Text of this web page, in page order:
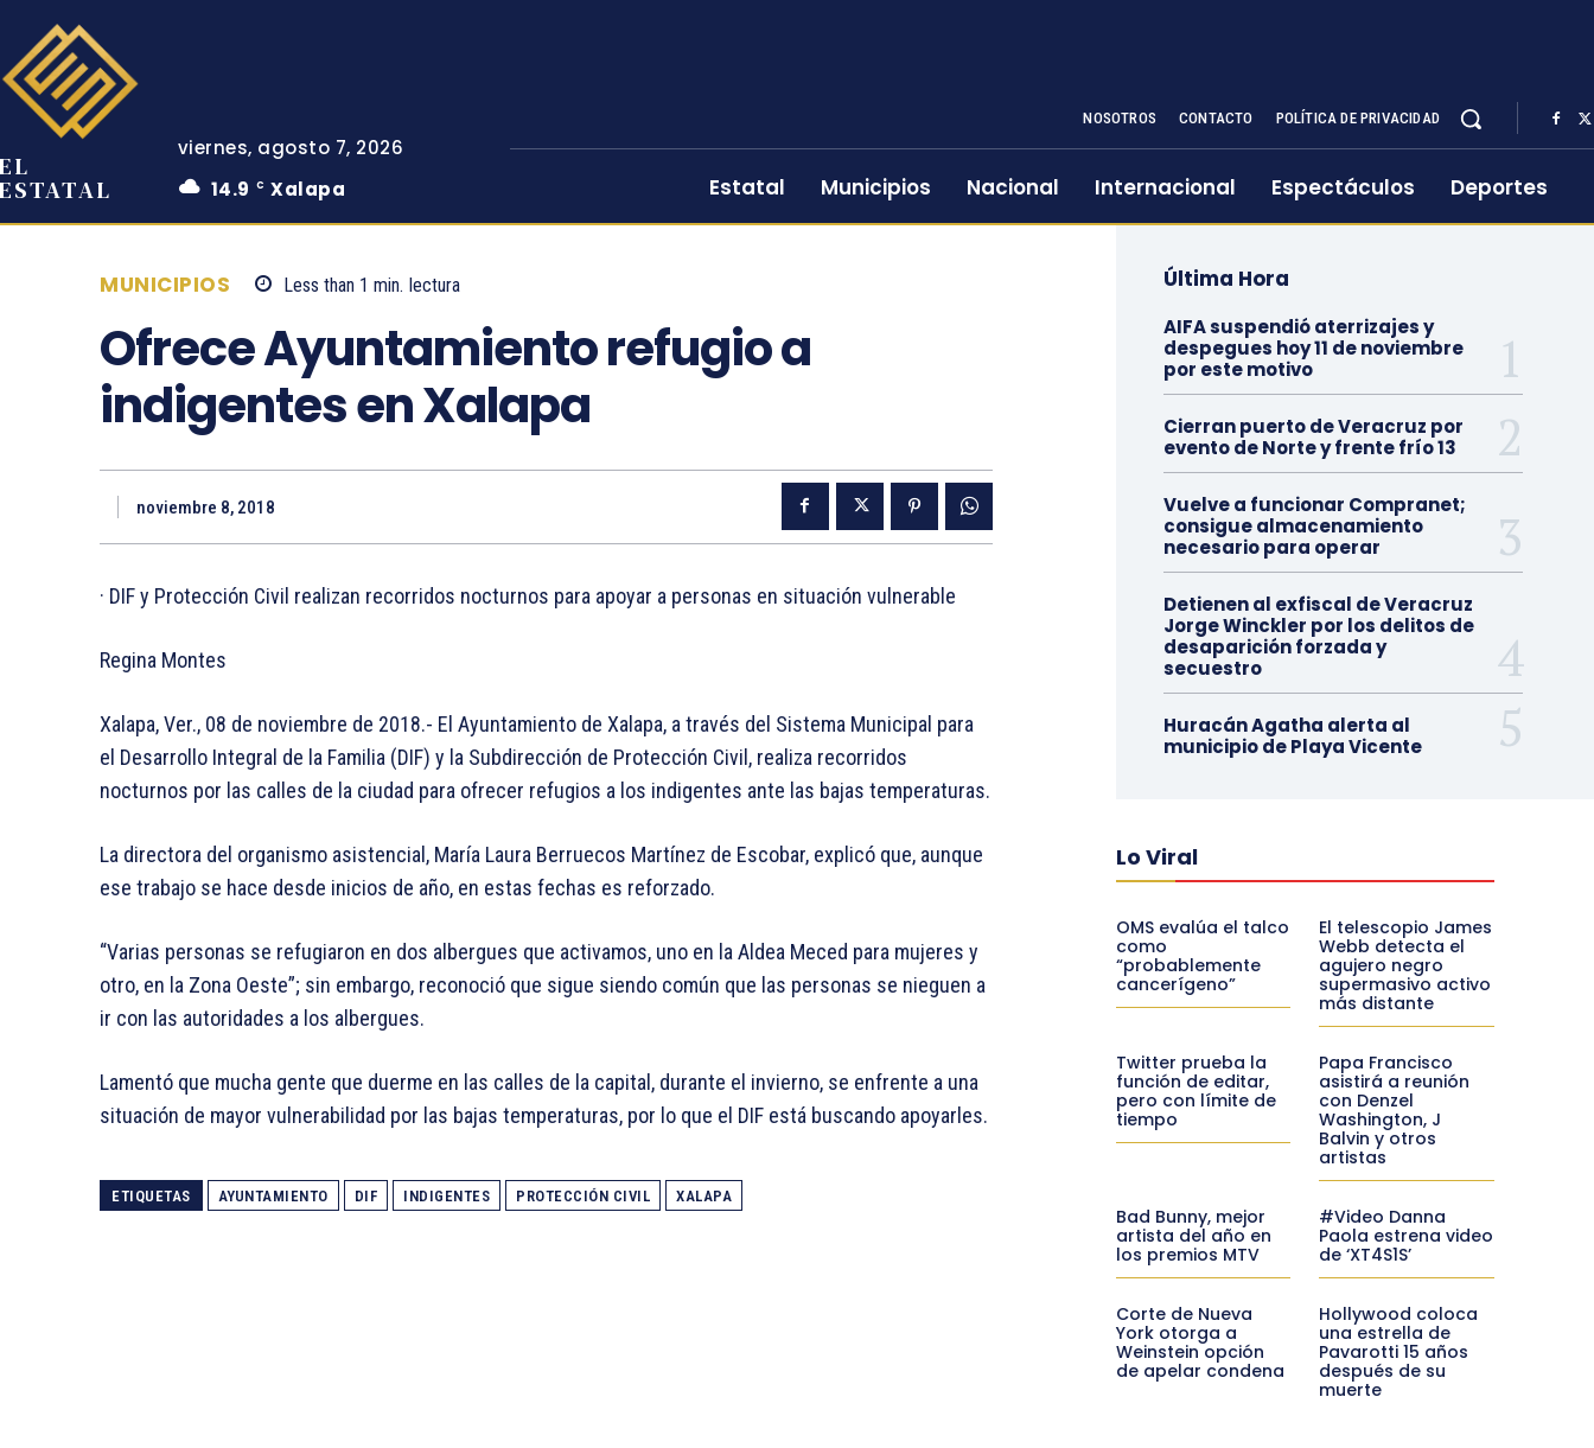
EL
ESTATAL
viernes, agosto 7, 2026
14.9
C Xalapa
NOSOTROS CONTACTO POLÍTICA DE PRIVACIDAD
Estatal Municipios Nacional Internacional Espectáculos Deportes
MUNICIPIOS Less than 1 min. lectura
Ofrece Ayuntamiento refugio a
indigentes en Xalapa
noviembre 8, 2018
· DIF y Protección Civil realizan recorridos nocturnos para apoyar a personas en situación vulnerable
Regina Montes
Xalapa, Ver., 08 de noviembre de 2018.- El Ayuntamiento de Xalapa, a través del Sistema Municipal para
el Desarrollo Integral de la Familia (DIF) y la Subdirección de Protección Civil, realiza recorridos
nocturnos por las calles de la ciudad para ofrecer refugios a los indigentes ante las bajas temperaturas.
La directora del organismo asistencial, María Laura Berruecos Martínez de Escobar, explicó que, aunque
ese trabajo se hace desde inicios de año, en estas fechas es reforzado.
“Varias personas se refugiaron en dos albergues que activamos, uno en la Aldea Meced para mujeres y
otro, en la Zona Oeste”; sin embargo, reconoció que sigue siendo común que las personas se nieguen a
ir con las autoridades a los albergues.
Lamentó que mucha gente que duerme en las calles de la capital, durante el invierno, se enfrente a una
situación de mayor vulnerabilidad por las bajas temperaturas, por lo que el DIF está buscando apoyarles.
ETIQUETAS AYUNTAMIENTO DIF INDIGENTES PROTECCIÓN CIVIL XALAPA
Última Hora
AIFA suspendió aterrizajes y
despegues hoy 11 de noviembre
por este motivo
Cierran puerto de Veracruz por
evento de Norte y frente frío 13
Vuelve a funcionar Compranet;
consigue almacenamiento
necesario para operar
Detienen al exfiscal de Veracruz
Jorge Winckler por los delitos de
desaparición forzada y
secuestro
Huracán Agatha alerta al
municipio de Playa Vicente
Lo Viral
OMS evalúa el talco
como
“probablemente
cancerígeno”
El telescopio James
Webb detecta el
agujero negro
supermasivo activo
más distante
Twitter prueba la
función de editar,
pero con límite de
tiempo
Papa Francisco
asistirá a reunión
con Denzel
Washington, J
Balvin y otros
artistas
Bad Bunny, mejor
artista del año en
los premios MTV
#Video Danna
Paola estrena video
de ‘XT4S1S’
Corte de Nueva
York otorga a
Weinstein opción
de apelar condena
Hollywood coloca
una estrella de
Pavarotti 15 años
después de su
muerte